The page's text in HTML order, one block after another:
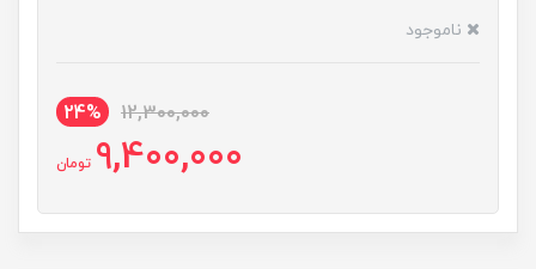
ناموجود
12,300,000
24%
9,400,000 تومان